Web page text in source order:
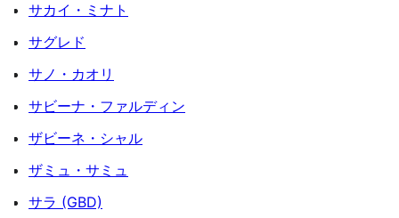
サカイ・ミナト
サグレド
サノ・カオリ
サビーナ・ファルディン
ザビーネ・シャル
ザミュ・サミュ
サラ (GBD)